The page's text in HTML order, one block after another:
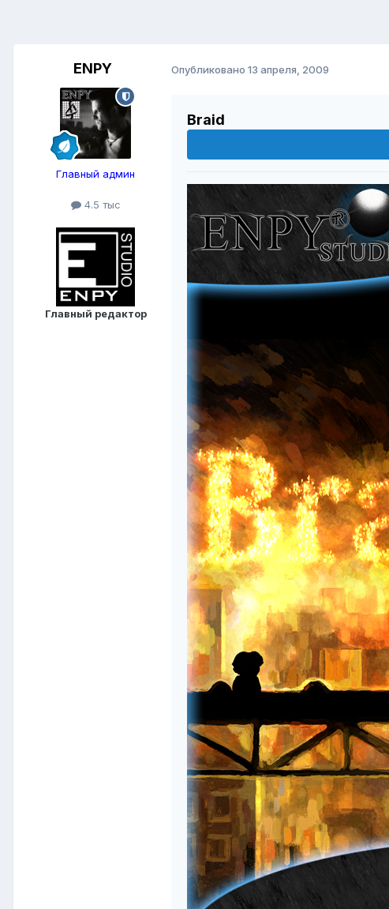
ENPY
Главный админ
4.5 тыс
Главный редактор
Опубликовано 13 апреля, 2009
Braid